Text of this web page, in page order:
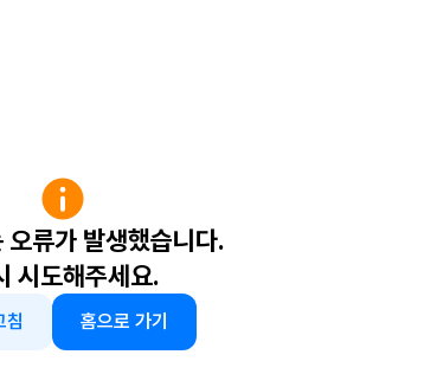
오류가 발생했습니다.
시도해주세요.
침 홈으로 가기